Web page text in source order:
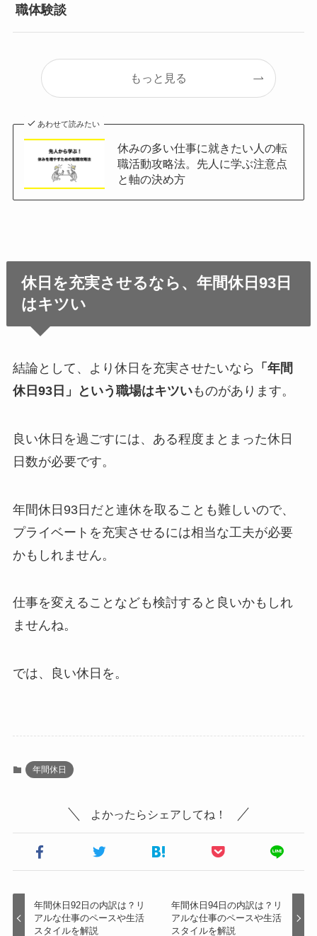
職体験談
もっと見る
あわせて読みたい
休みの多い仕事に就きたい人の転
職活動攻略法。先人に学ぶ注意点
と軸の決め方
休日を充実させるなら、年間休日93日
はキツい
結論として、より休日を充実させたいなら
「年間
休日93日」という職場はキツいものがあります。
良い休日を過ごすには、ある程度まとまった休日
日数が必要です。
年間休日93日だと連休を取ることも難しいので、
プライベートを充実させるには相当な工夫が必要
かもしれません。
仕事を変えることなども検討すると良いかもしれ
ませんね。
では、良い休日を。
年間休日
よかったらシェアしてね！
年間休日92日の内訳は？リ
アルな仕事のペースや生活
スタイルを解説
年間休日94日の内訳は？リ
アルな仕事のペースや生活
スタイルを解説